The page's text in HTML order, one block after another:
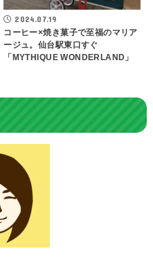
2024.07.19
コーヒー×焼き菓子で至福のマリア
ージュ。仙台駅東口すぐ
「MYTHIQUE WONDERLAND」